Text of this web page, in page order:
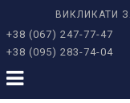
ВИКЛИКАТИ
+38 (067) 247-77-47
+38 (095) 283-74-04